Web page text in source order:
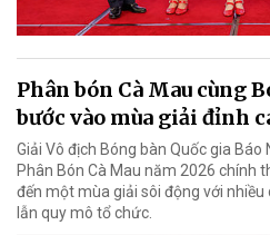
Phân bón Cà Mau cùng
bước vào mùa giải đỉnh
Giải Vô địch Bóng bàn Quốc gia
Phân Bón Cà Mau năm 2026 chính
đến một mùa giải sôi động với
lẫn quy mô tổ chức.